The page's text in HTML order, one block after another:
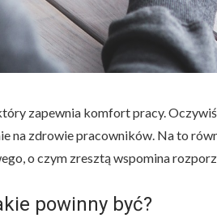
zapewnia komfort pracy.
na zdrowie pracowników. Na to
o czym zresztą wspomina
powinny być?